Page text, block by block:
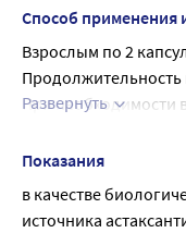
Способ применения
Взрослым по 2
Продолжительность
При необходимости
Развернуть
Показания
в качестве
источника